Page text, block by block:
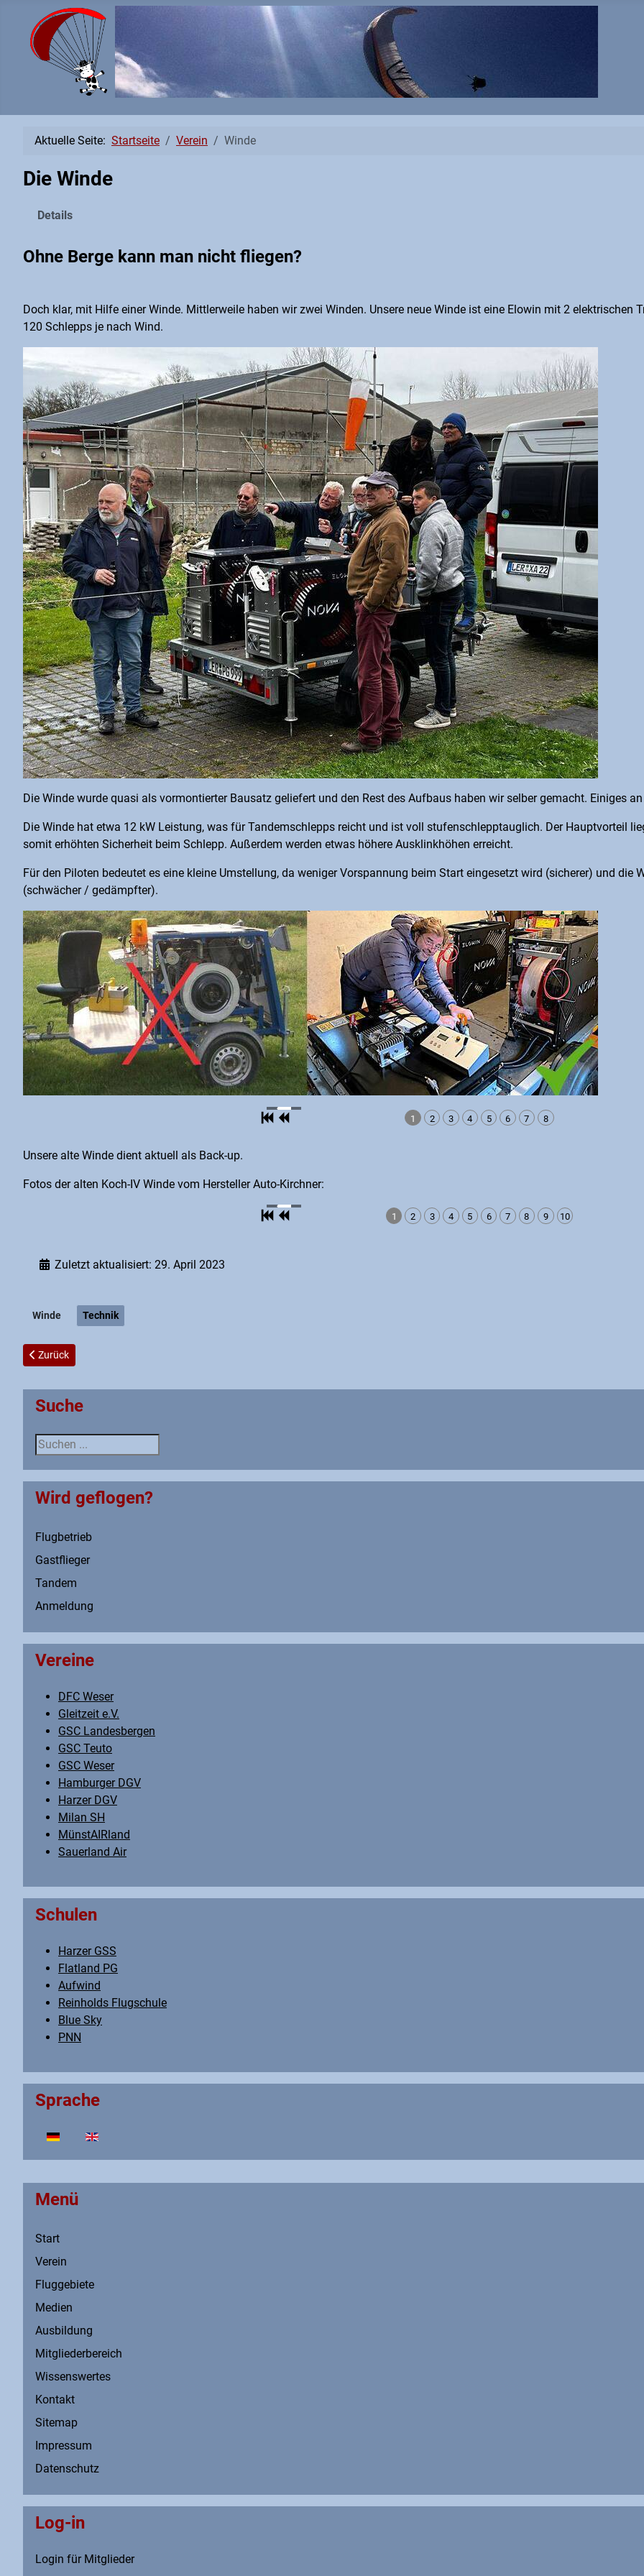
Menü
Start
Verein
Fluggebiete
Medien
Ausbildung
Mitgliederbereich
Wissenswertes
Kontakt
Sitemap
Impressum
Datenschutz
Log-in
Login für Mitglieder
Aktuelle Seite: Startseite Verein Winde
Die Winde
Details
Ohne Berge kann man nicht fliegen?
Doch klar, mit Hilfe einer Winde. Mittlerweile haben wir zwei Winden. Unsere neue Winde ist eine Elowin mit 2 elektrischen
120 Schlepps je nach Wind.
Die Winde wurde quasi als vormontierter Bausatz geliefert und den Rest des Aufbaus haben wir selber gemacht. Einiges
Die Winde hat etwa 12 kW Leistung, was für Tandemschlepps reicht und ist voll stufenschlepptauglich. Der Hauptvorteil
somit erhöhten Sicherheit beim Schlepp. Außerdem werden etwas höhere Ausklinkhöhen erreicht.
Für den Piloten bedeutet es eine kleine Umstellung, da weniger Vorspannung beim Start eingesetzt wird (sicherer) und
(schwächer / gedämpfter).
1 2 3 4 5 6 7 8
Unsere alte Winde dient aktuell als Back-up.
Fotos der alten Koch-IV Winde vom Hersteller Auto-Kirchner:
1 2 3 4 5 6 7 8 9 10
Zuletzt aktualisiert: 29. April 2023
Winde Technik
Vorheriger Beitrag: Schleppseilreparatur
Zurück
Suche
Suche
Wird geflogen?
Flugbetrieb
Gastflieger
Tandem
Anmeldung
Vereine
DFC Weser
Gleitzeit e.V.
GSC Landesbergen
GSC Teuto
GSC Weser
Hamburger DGV
Harzer DGV
Milan SH
MünstAIRland
Sauerland Air
Schulen
Harzer GSS
Flatland PG
Aufwind
Reinholds Flugschule
Blue Sky
PNN
Sprache
Sprache auswählen